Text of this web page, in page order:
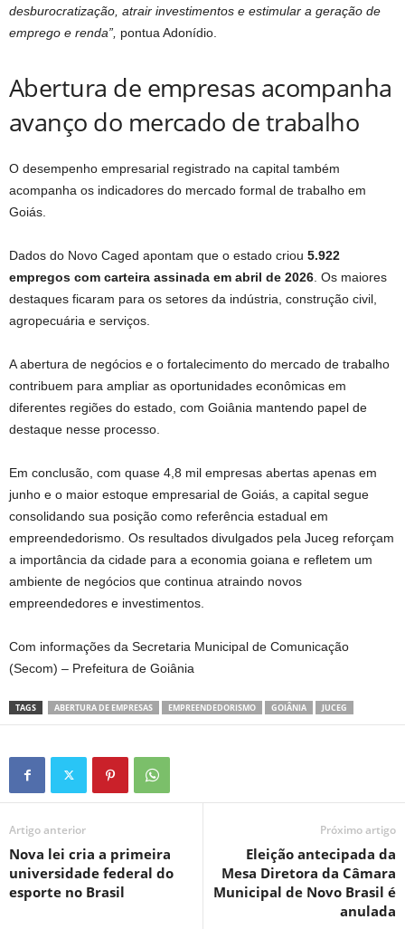
desburocratização, atrair investimentos e estimular a geração de
emprego e renda”, pontua Adonídio.
Abertura de empresas acompanha
avanço do mercado de trabalho
O desempenho empresarial registrado na capital também
acompanha os indicadores do mercado formal de trabalho em
Goiás.
Dados do Novo Caged apontam que o estado criou 5.922
empregos com carteira assinada em abril de 2026 . Os maiores
destaques ficaram para os setores da indústria, construção civil,
agropecuária e serviços.
A abertura de negócios e o fortalecimento do mercado de trabalho
contribuem para ampliar as oportunidades econômicas em
diferentes regiões do estado, com Goiânia mantendo papel de
destaque nesse processo.
Em conclusão, com quase 4,8 mil empresas abertas apenas em
junho e o maior estoque empresarial de Goiás, a capital segue
consolidando sua posição como referência estadual em
empreendedorismo. Os resultados divulgados pela Juceg reforçam
a importância da cidade para a economia goiana e refletem um
ambiente de negócios que continua atraindo novos
empreendedores e investimentos.
Com informações da Secretaria Municipal de Comunicação
(Secom) – Prefeitura de Goiânia
TAGS ABERTURA DE EMPRESAS EMPREENDEDORISMO GOIÂNIA JUCEG
Artigo anterior
Nova lei cria a primeira
universidade federal do
esporte no Brasil
Próximo artigo
Eleição antecipada da
Mesa Diretora da Câmara
Municipal de Novo Brasil é
anulada